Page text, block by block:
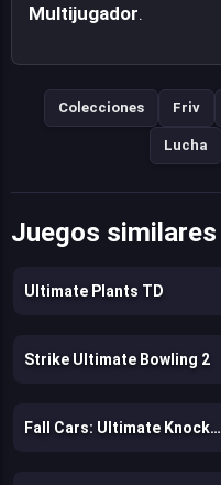
Multijugador.
Colecciones Friv
Lucha
Juegos similares
Ultimate Plants TD
Strike Ultimate Bowling 2
Fall Cars: Ultimate Knockout